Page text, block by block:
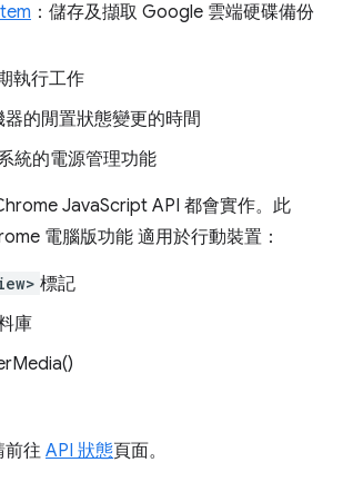
：儲存及擷取 Google 雲端硬碟備份
執行工作
的閒置狀態變更的時間
統的電源管理功能
JavaScript API 都會實作。此
電腦版功能 適用於行動裝置：
標記
庫
前往 API 狀態頁面。